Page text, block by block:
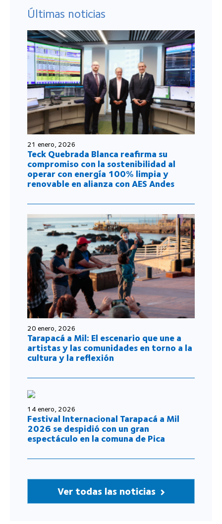
Últimas noticias
21 enero, 2026
Teck Quebrada Blanca reafirma su
compromiso con la sostenibilidad al
operar con energía 100% limpia y
renovable en alianza con AES Andes
20 enero, 2026
Tarapacá a Mil: El escenario que une a
artistas y las comunidades en torno a la
cultura y la reflexión
14 enero, 2026
Festival Internacional Tarapacá a Mil
2026 se despidió con un gran
espectáculo en la comuna de Pica
Ver todas las noticias